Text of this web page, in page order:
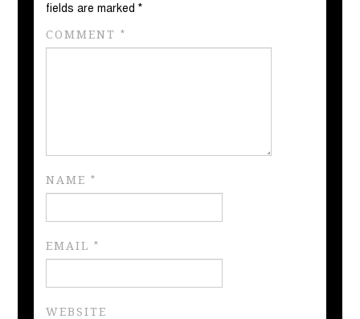
fields are marked*
COMMENT*
NAME*
EMAIL*
WEBSITE